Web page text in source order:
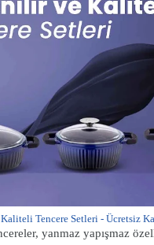
Tencere Setleri - Ücretsiz
yanmaz yapışmaz